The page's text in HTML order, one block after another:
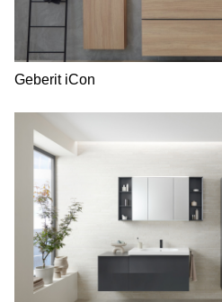
Geberit iCon